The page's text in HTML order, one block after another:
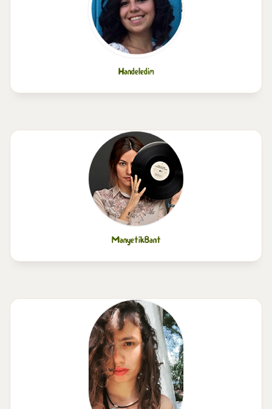
Handeledim
ManyetikBant